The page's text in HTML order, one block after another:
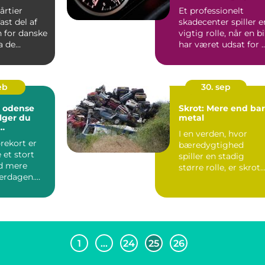
del af
for danske
de
Et professionelt
skadecenter spiller
vigtig rolle, når en
har været udsat for
odense
du
er
et stort
mere
30. sep
Skrot: Mere end
metal
I en verden, hvor
bæredygtighed
spiller en stadig
større rolle, er skrot
1 … 24 25 26